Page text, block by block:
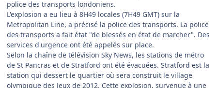
police des transports londoniens.
L'explosion a eu lieu à 8H49 locales (7H49 GMT) sur la
Metropolitan Line, a précisé la police des transports. La police
des transports a fait état "de blessés en état de marcher". Des
services d'urgence ont été appelés sur place.
Selon la chaîne de télévision Sky News, les stations de métro
de St Pancras et de Stratford ont été évacuées. Stratford est la
station qui dessert le quartier où sera construit le village
olympique des Jeux de 2012. Cette explosion, survenue à une